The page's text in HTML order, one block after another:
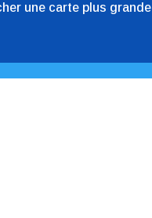
une carte plus grande